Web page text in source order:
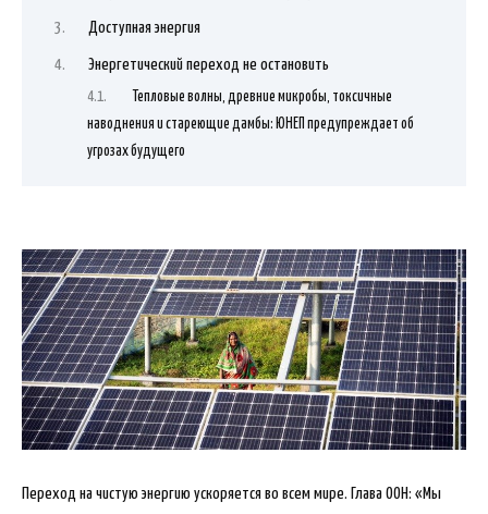
Доступная энергия
Энергетический переход не остановить
Тепловые волны, древние микробы, токсичные
наводнения и стареющие дамбы: ЮНЕП предупреждает об
угрозах будущего
Переход на чистую энергию ускоряется во всем мире. Глава ООН: «Мы